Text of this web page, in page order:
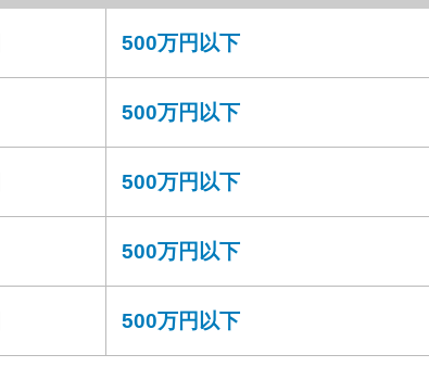
500万円以下
500万円以下
500万円以下
500万円以下
500万円以下